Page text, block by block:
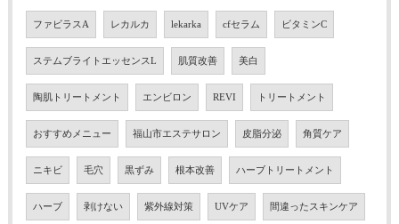
ファビラスA レカルカ lekarka cfセラム ビタミンC
ステムブライトエッセンスL 肌質改善 美白
陶肌トリートメント エンビロン REVI トリートメント
おすすめメニュー 福山市エステサロン 皮脂分泌 角質ケア
ニキビ 毛穴 黒ずみ 根本改善 ハーブトリートメント
ハーブ 剥けない 紫外線対策 UVケア 間違ったスキンケア